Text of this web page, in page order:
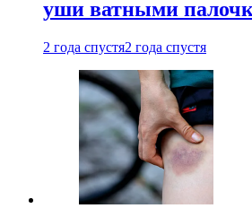
уши ватными
2 года спустя2 года спустя